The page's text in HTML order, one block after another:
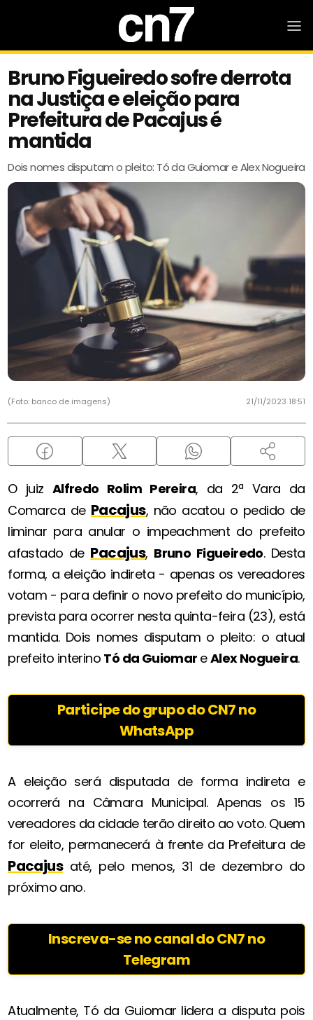
Bruno Figueiredo sofre derrota
na Justiça e eleição para
Prefeitura de Pacajus é
mantida
Dois nomes disputam o pleito: Tó da Guiomar e Alex Nogueira
(Foto: banco de imagens) 21/11/2023 18:51
O juiz Alfredo Rolim Pereira, da 2ª Vara da
Comarca de Pacajus, não acatou o pedido de
liminar para anular o impeachment do prefeito
afastado de Pacajus, Bruno Figueiredo. Desta
forma, a eleição indireta - apenas os vereadores
votam - para definir o novo prefeito do município,
prevista para ocorrer nesta quinta-feira (23), está
mantida. Dois nomes disputam o pleito: o atual
prefeito interino Tó da Guiomar eAlex Nogueira.
Participe do grupo do CN7 no
WhatsApp
A eleição será disputada de forma indireta e
ocorrerá na Câmara Municipal. Apenas os 15
vereadores da cidade terão direito ao voto. Quem
for eleito, permanecerá à frente da Prefeitura de
Pacajusaté, pelo menos, 31 de dezembro do
próximo ano.
Inscreva-se no canal do CN7 no
Telegram
Atualmente, Tó da Guiomar lidera a disputa pois